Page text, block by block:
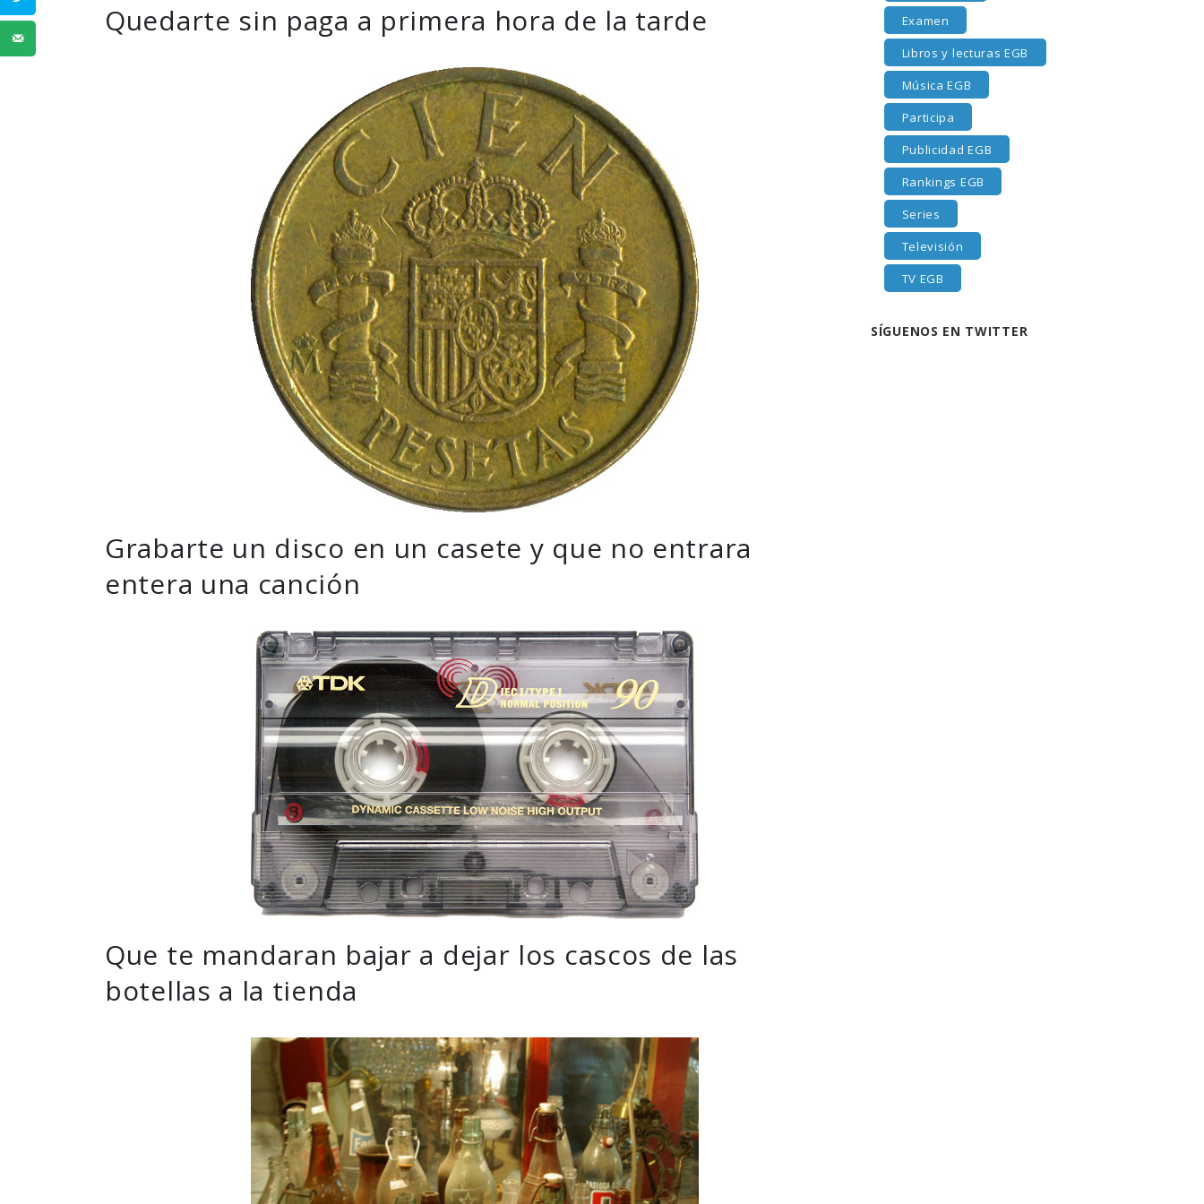
Quedarte sin paga a primera hora de la tarde
Grabarte un disco en un casete y que no entrara
entera una canción
Que te mandaran bajar a dejar los cascos de las
botellas a la tienda
Examen
Libros y lecturas EGB
Música EGB
Participa
Publicidad EGB
Rankings EGB
Series
Televisión
TV EGB
SÍGUENOS EN TWITTER